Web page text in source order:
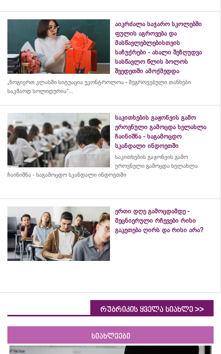
აიკრძალა საჯარო სკოლებში
ფულის აგროვება და
მასწავლებლებისთვის
საჩუქრები - ახალი შეზღუდვა
სასწავლო წლის ბოლოს
შვედეთში ამოქმედდა
„ზოგიერთ კლასში სიტუაცია უკონტროლოა - შეგროვებული თანხები
საკმაოდ სოლიდურია“...
საკითხების გაჟონვის გამო
ეროვნული გამოცდა ხელახლა
ჩაინიშნა - საგამოცდო
სკანდალი ინდოეთში
საკითხების გაჟონვის გამო
ეროვნული გამოცდა ხელახლა
ჩაინიშნა - საგამოცდო სკანდალი ინდოეთში
ერთი დღე გამოცდამდე -
მეცნიერული რჩევები რისი
გაკეთება ღირს და რისი არა?
რუბრიკის ყველა სიახლე >>
სიახლეები